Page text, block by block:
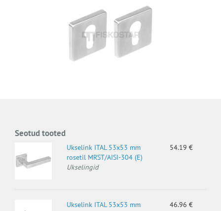
Seotud tooted
Ukselink ITAL 53x53 mm
rosetil MRST/AISI-304 (E)
Ukselingid
54.19 €
Ukselink ITAL 53x53 mm
46.96 €